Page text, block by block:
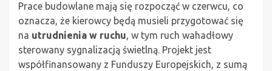
Prace budowlane mają się rozpocząć w czerwcu, co
oznacza, że kierowcy będą musieli przygotować się
na utrudnienia w ruchu, w tym ruch wahadłowy
sterowany sygnalizacją świetlną. Projekt jest
współfinansowany z Funduszy Europejskich, z sumą